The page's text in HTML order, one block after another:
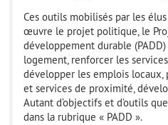
Ces outils mobilisés par les
œuvre le projet politique, le
développement durable
logement, renforcer les
développer les emplois
et services de proximité,
Autant d’objectifs et d’outils
dans la rubrique « PADD ».